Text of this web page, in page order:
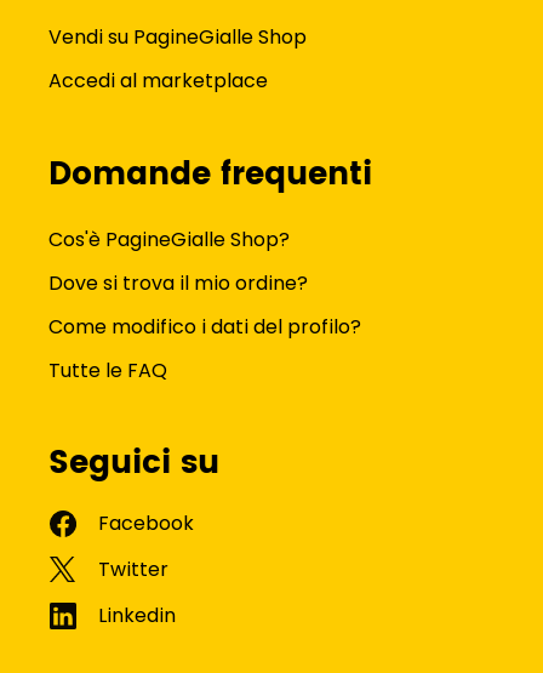
Vendi su PagineGialle Shop
Accedi al marketplace
Domande frequenti
Cos'è PagineGialle Shop?
Dove si trova il mio ordine?
Come modifico i dati del profilo?
Tutte le FAQ
Seguici su